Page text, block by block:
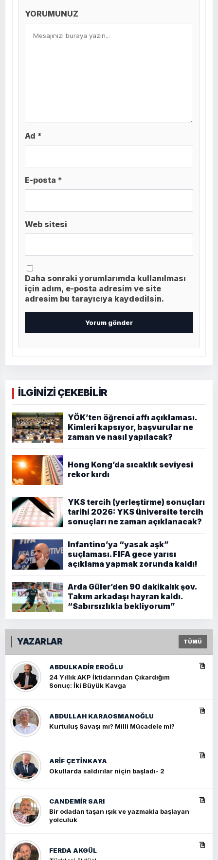
YORUMUNUZ
Ad *
E-posta *
Web sitesi
Daha sonraki yorumlarımda kullanılması
için adım, e-posta adresim ve site
adresim bu tarayıcıya kaydedilsin.
İLGİNİZİ ÇEKEBİLİR
YÖK’ten öğrenci affı açıklaması.
Kimleri kapsıyor, başvurular ne
zaman ve nasıl yapılacak?
Hong Kong’da sıcaklık seviyesi
rekor kırdı
YKS tercih (yerleştirme) sonuçları
tarihi 2026: YKS üniversite tercih
sonuçları ne zaman açıklanacak?
Infantino’ya “yasak aşk”
suçlaması. FIFA gece yarısı
açıklama yapmak zorunda kaldı!
Arda Güler’den 90 dakikalık şov.
Takım arkadaşı hayran kaldı.
“Sabırsızlıkla bekliyorum”
YAZARLAR TÜMÜ
ABDULKADIR EROĞLU
24 Yıllık AKP İktidarından Çıkardığım
Sonuç: İki Büyük Kavga
ABDULLAH KARAOSMANOĞLU
Kurtuluş Savaşı mı? Milli Mücadele mi?
ARIF ÇETİNKAYA
Okullarda saldırılar niçin başladı- 2
CANDEMIR SARI
Bir odadan taşan ışık ve yazmakla başlayan
yolculuk
FERDA AKGÜL